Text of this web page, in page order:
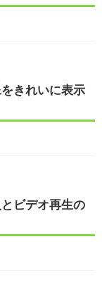
きれいに表示
ビデオ再生の